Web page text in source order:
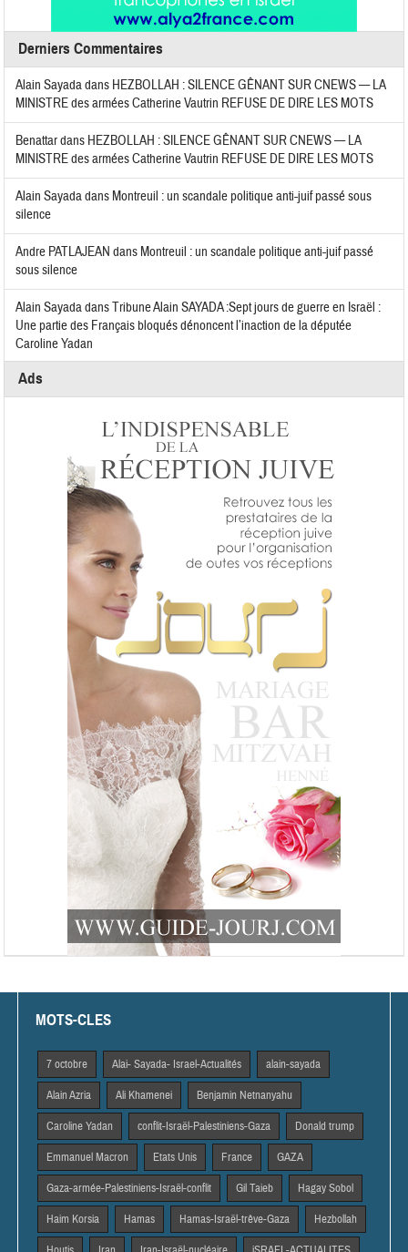
Derniers Commentaires
Alain Sayadadans HEZBOLLAH : SILENCE GÊNANT SUR CNEWS — LA
MINISTRE des armées Catherine Vautrin REFUSE DE DIRE LES MOTS
Benattardans HEZBOLLAH : SILENCE GÊNANT SUR CNEWS — LA
MINISTRE des armées Catherine Vautrin REFUSE DE DIRE LES MOTS
Alain Sayadadans Montreuil : un scandale politique anti-juif passé sous
silence
Andre PATLAJEAN dans Montreuil : un scandale politique anti-juif passé
sous silence
Alain SayadadansTribune Alain SAYADA :Sept jours de guerre en Israël :
Une partie des Français bloqués dénoncent l’inaction de la députée
Caroline Yadan
Ads
MOTS-CLES
7 octobre Alai- Sayada- Israel-Actualités alain-sayada
Alain Azria Ali Khamenei Benjamin Netnanyahu
Caroline Yadan conflit-Israël-Palestiniens-Gaza Donald trump
Emmanuel Macron Etats Unis France GAZA
Gaza-armée-Palestiniens-Israël-conflit Gil Taieb Hagay Sobol
Haim Korsia Hamas Hamas-Israël-trêve-Gaza Hezbollah